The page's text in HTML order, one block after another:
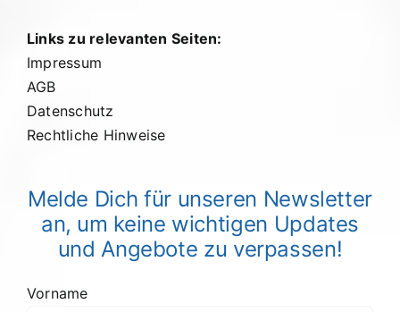
Links zu relevanten Seiten:
Impressum
AGB
Datenschutz
Rechtliche Hinweise
Melde Dich für unseren Newsletter
an, um keine wichtigen Updates
und Angebote zu verpassen!
Vorname